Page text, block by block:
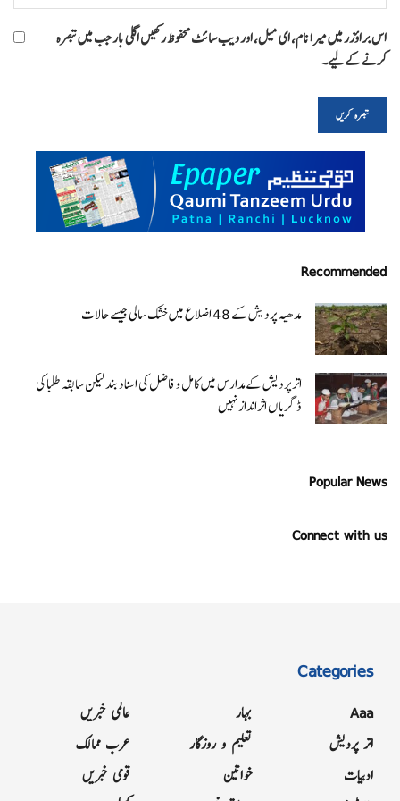
اس براؤزر میں میرا نام، ای میل، اور ویب سائٹ محفوظ رکھیں اگلی بار جب میں تبصرہ
کرنے کےلیے۔
Recommended
مدھیہ پردیش کے 48 اضلاع میں خشک سالی جیسے حالات
اتر پردیش کےمدارس میں کامل و فاضل کی اسناد بند لیکن سابقہ طلبا کی
ڈگریا ں اثرانداز نہیں
Popular News
Connect with us
Categories
Aaa
اتر پردیش
ادبیات
بہار
تعلیم و روزگار
خواتین
عالمی خبریں
عرب ممالک
قومی خبریں